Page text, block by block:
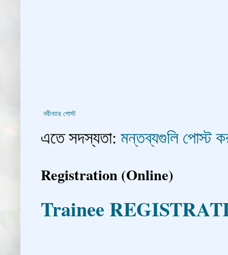
নবীনতর পোস্ট
এতে সদস্যতা: মন্তব্যগুলি পোস্ট
Registration (Online)
Trainee